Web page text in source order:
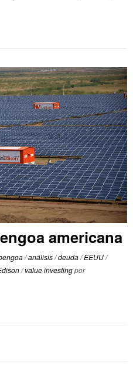
americana
/análisis/deuda/EEUU/
/value investingpor